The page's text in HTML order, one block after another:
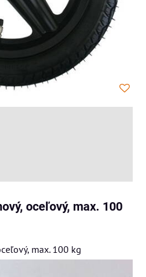
oceľový, max. 100
max. 100 kg